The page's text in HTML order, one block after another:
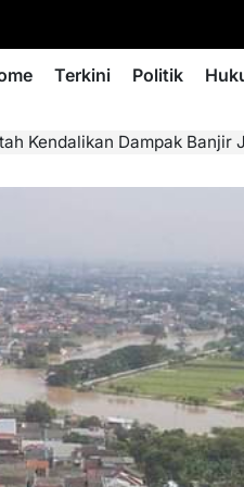
Terkini Politik
Dampak Banjir